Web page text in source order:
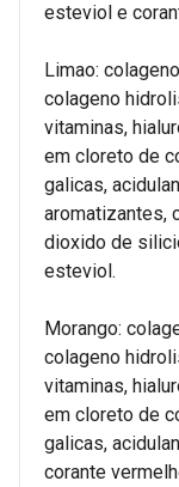
esteviol e
Limao:
colageno
vitaminas,
em cloreto de
galicas,
aromatizantes,
dioxido de
esteviol.
Morango:
colageno
vitaminas,
em cloreto de
galicas,
corante